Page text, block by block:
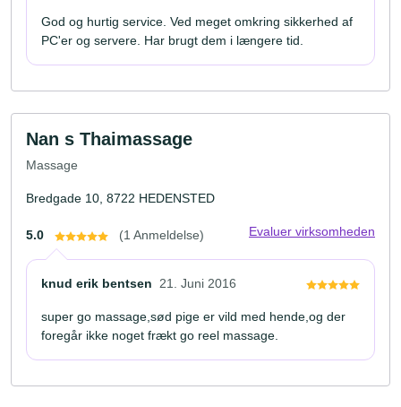
God og hurtig service. Ved meget omkring sikkerhed af
PC'er og servere. Har brugt dem i længere tid.
Nan s Thaimassage
Massage
Bredgade 10, 8722 HEDENSTED
5.0 (1 Anmeldelse) Evaluer virksomheden
knud erik bentsen 21. Juni 2016
super go massage,sød pige er vild med hende,og der
foregår ikke noget frækt go reel massage.